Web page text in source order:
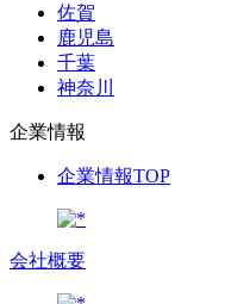
佐賀
鹿児島
千葉
神奈川
企業情報
企業情報TOP
会社概要